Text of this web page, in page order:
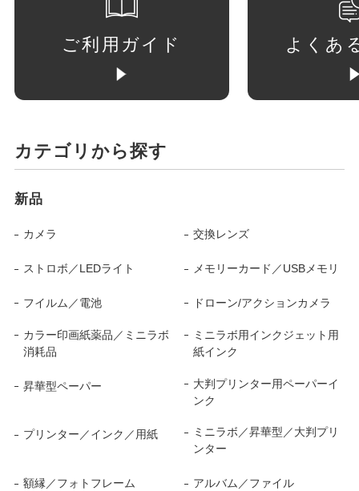
ご利用ガイド よくあ
カテゴリから探す
新品
カメラ 交換レンズ
ストロボ／LEDライト メモリーカード／USBメモリ
フイルム／電池 ドローン/アクションカメラ
カラー印画紙薬品／ミニラボ
消耗品
ミニラボ用インクジェット用
紙インク
昇華型ペーパー
大判プリンター用ペーパーイ
ンク
プリンター／インク／用紙
ミニラボ／昇華型／大判プリ
ンター
額縁／フォトフレーム アルバム／ファイル